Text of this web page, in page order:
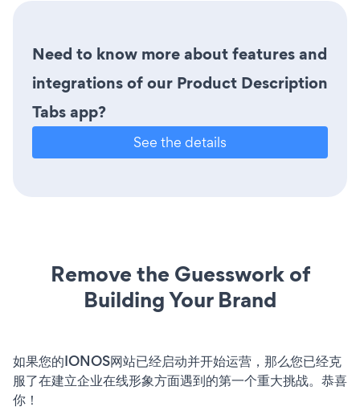
Need to know more about features and
integrations of our Product Description
Tabs app?
See the details
Remove the Guesswork of
Building Your Brand
如果您的IONOS网站已经启动并开始运营，那么您已经克
服了在建立企业在线形象方面遇到的第一个重大挑战。恭喜
你！